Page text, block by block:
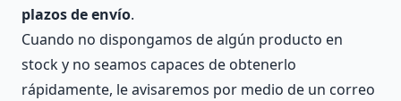
plazos de envío.
Cuando no dispongamos de algún producto en
stock y no seamos capaces de obtenerlo
rápidamente, le avisaremos por medio de un correo